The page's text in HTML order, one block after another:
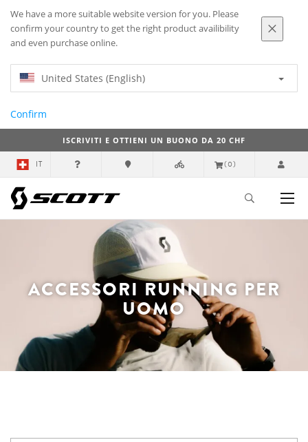
We have a more suitable website version for you. Please
confirm your country to get the right product availibility
and even purchase online.
United States (English)
Confirm
ISCRIVITI E OTTIENI UN BUONO DA 20 CHF
IT (0)
ACCESSORI RUNNING PER
UOMO